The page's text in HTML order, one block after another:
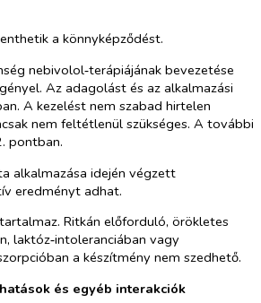
a könnyképződést.
nebivolol‑terápiájának bevezetése
Az adagolást és az alkalmazási
A kezelést nem szabad hirtelen
nem feltétlenül szükséges. A további
pontban.
alkalmazása idején végzett
eredményt adhat.
Ritkán előforduló, örökletes
laktóz‑intoleranciában vagy
a készítmény nem szedhető.
és egyéb interakciók